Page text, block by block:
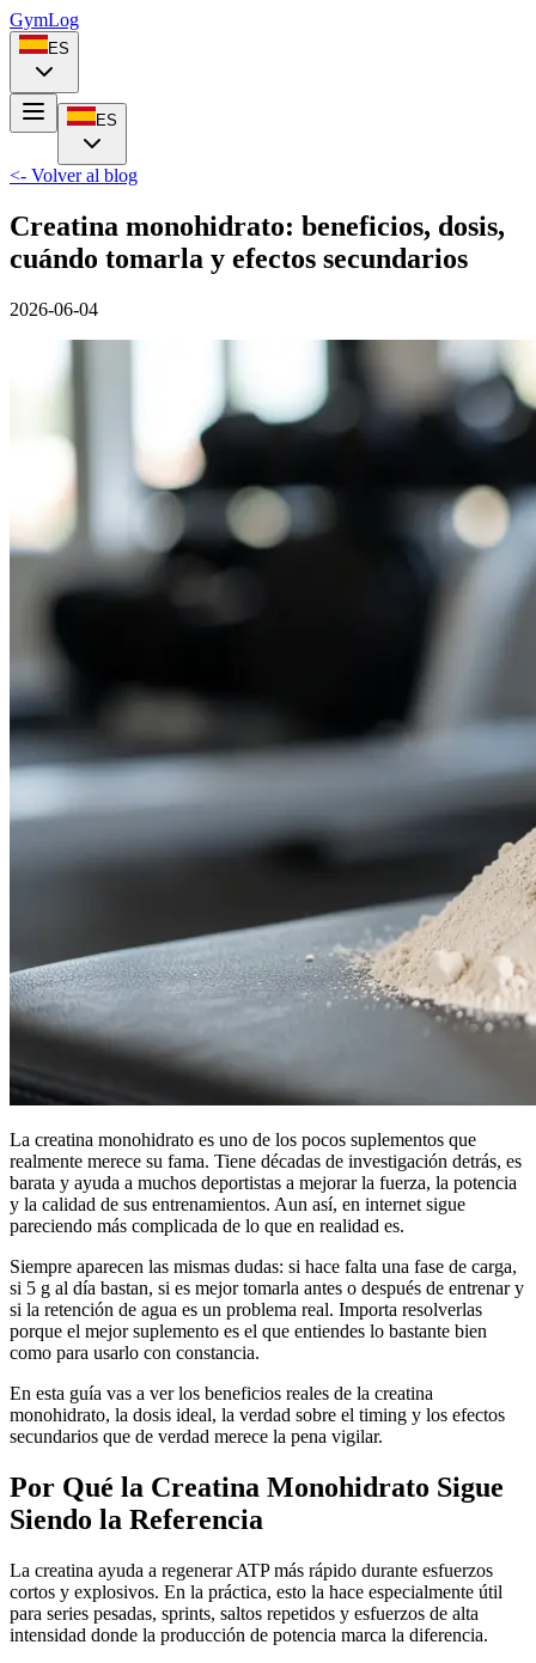
GymLog
ES
ES
<- Volver al blog
Creatina monohidrato: beneficios, dosis,
cuándo tomarla y efectos secundarios
2026-06-04
La creatina monohidrato es uno de los pocos suplementos que
realmente merece su fama. Tiene décadas de investigación detrás, es
barata y ayuda a muchos deportistas a mejorar la fuerza, la potencia
y la calidad de sus entrenamientos. Aun así, en internet sigue
pareciendo más complicada de lo que en realidad es.
Siempre aparecen las mismas dudas: si hace falta una fase de carga,
si 5 g al día bastan, si es mejor tomarla antes o después de entrenar y
si la retención de agua es un problema real. Importa resolverlas
porque el mejor suplemento es el que entiendes lo bastante bien
como para usarlo con constancia.
En esta guía vas a ver los beneficios reales de la creatina
monohidrato, la dosis ideal, la verdad sobre el timing y los efectos
secundarios que de verdad merece la pena vigilar.
Por Qué la Creatina Monohidrato Sigue
Siendo la Referencia
La creatina ayuda a regenerar ATP más rápido durante esfuerzos
cortos y explosivos. En la práctica, esto la hace especialmente útil
para series pesadas, sprints, saltos repetidos y esfuerzos de alta
intensidad donde la producción de potencia marca la diferencia.